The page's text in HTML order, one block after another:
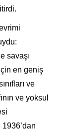
savaşı
en geniş
ve
ve yoksul